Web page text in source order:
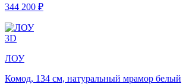
344 200 ₽
3D
ЛОУ
Комод, 134 см, натуральный мрамор белый